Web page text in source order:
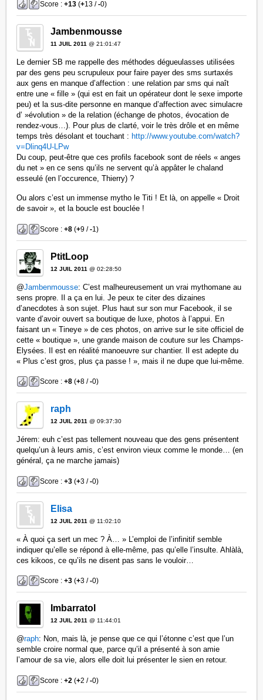
Score :+13 (+13 /-0)
Jambenmousse
11 JUIL 2011 @ 21:01:47
Le dernier SB me rappelle des méthodes dégueulasses utilisées
par des gens peu scrupuleux pour faire payer des sms surtaxés
aux gens en manque d’affection : une relation par sms qui naît
entre une « fille » (qui est en fait un opérateur dont le sexe importe
peu) et la sus-dite personne en manque d’affection avec simulacre
d’ »évolution » de la relation (échange de photos, évocation de
rendez-vous…). Pour plus de clarté, voir le très drôle et en même
temps très désolant et touchant :http://www.youtube.com/watch?
v=Dlinq4U-LPw
Du coup, peut-être que ces profils facebook sont de réels « anges
du net » en ce sens qu’ils ne servent qu’à appâter le chaland
esseulé (en l’occurence, Thierry) ?
Ou alors c’est un immense mytho le Titi ! Et là, on appelle « Droit
de savoir », et la boucle est bouclée !
Score :+8 (+9 /-1)
PtitLoop
12 JUIL 2011 @ 02:28:50
@Jambenmousse: C’est malheureusement un vrai mythomane au
sens propre. Il a ça en lui. Je peux te citer des dizaines
d’anecdotes à son sujet. Plus haut sur son mur Facebook, il se
vante d’avoir ouvert sa boutique de luxe, photos à l’appui. En
faisant un « Tineye » de ces photos, on arrive sur le site officiel de
cette « boutique », une grande maison de couture sur les Champs-
Elysées. Il est en réalité manoeuvre sur chantier. Il est adepte du
« Plus c’est gros, plus ça passe ! », mais il ne dupe que lui-même.
Score :+8 (+8 /-0)
raph
12 JUIL 2011 @ 09:37:30
Jérem: euh c’est pas tellement nouveau que des gens présentent
quelqu’un à leurs amis, c’est environ vieux comme le monde… (en
général, ça ne marche jamais)
Score :+3 (+3 /-0)
Elisa
12 JUIL 2011 @ 11:02:10
« À quoi ça sert un mec ? À… » L’emploi de l’infinitif semble
indiquer qu’elle se répond à elle-même, pas qu’elle l’insulte. Ahlàlà,
ces kikoos, ce qu’ils ne disent pas sans le vouloir…
Score :+3 (+3 /-0)
Imbarratol
12 JUIL 2011 @ 11:44:01
@raph: Non, mais là, je pense que ce qui l’étonne c’est que l’un
semble croire normal que, parce qu’il a présenté à son amie
l’amour de sa vie, alors elle doit lui présenter le sien en retour.
Score :+2 (+2 /-0)